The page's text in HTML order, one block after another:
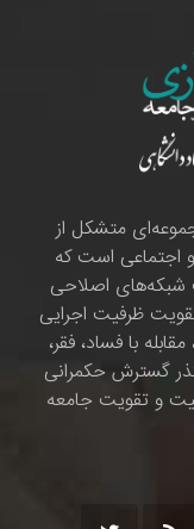
متشکل از
اجتماعی است که
شبکه‌های اصلاحی
ظرفیت اجرایی
با فساد، فقر،
گسترش حکمرانی
و تقویت جامعه